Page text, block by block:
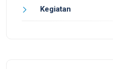
Kegiatan